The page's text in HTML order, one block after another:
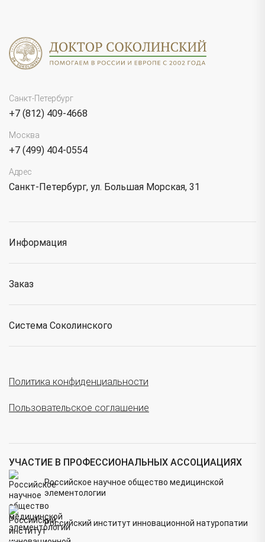
Санкт-Петербург
+7 (812) 409-4668
Москва
+7 (499) 404-0554
Адрес
Санкт-Петербург, ул. Большая Морская, 31
Информация
Заказ
Система Соколинского
Политика конфиденциальности
Пользовательское соглашение
УЧАСТИЕ В ПРОФЕССИОНАЛЬНЫХ АССОЦИАЦИЯХ
Российское научное общество медицинской
элементологии
Российский институт инновационной натуропатии